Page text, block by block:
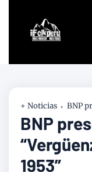
+ Noticias BNP
BNP
1953”